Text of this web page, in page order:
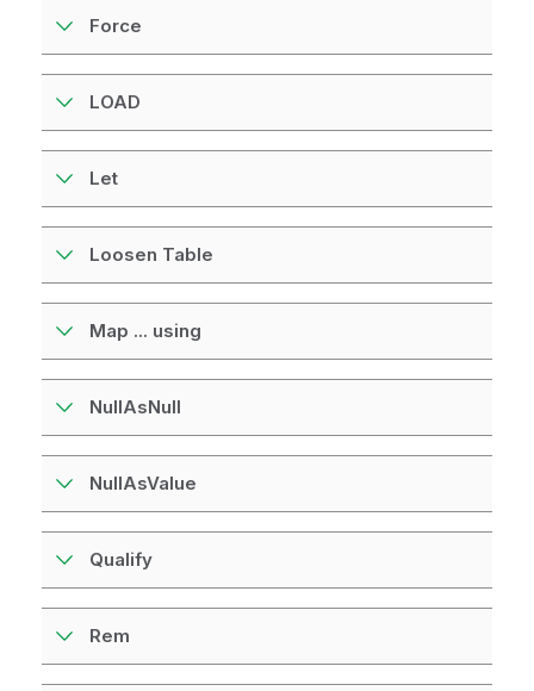
Force
LOAD
Let
Loosen Table
Map ... using
NullAsNull
NullAsValue
Qualify
Rem